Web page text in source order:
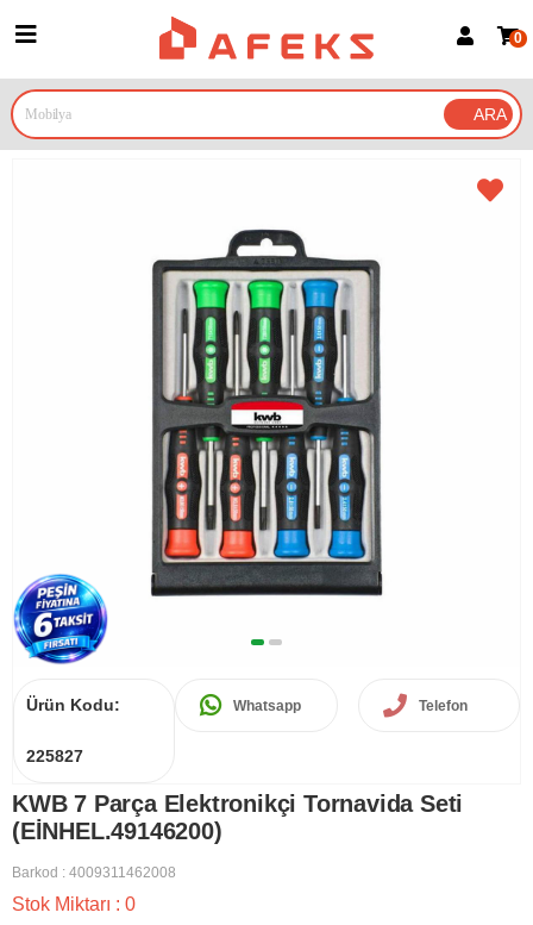
Google İle Bağlan
0
Ürün Kodu:
225827
Whatsapp Telefon
KWB 7 Parça Elektronikçi Tornavida Seti
(EİNHEL.49146200)
Barkod : 4009311462008
Stok Miktarı : 0